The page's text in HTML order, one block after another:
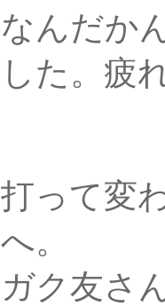
なんだか
した。疲
打って変
へ。
ガク友さ